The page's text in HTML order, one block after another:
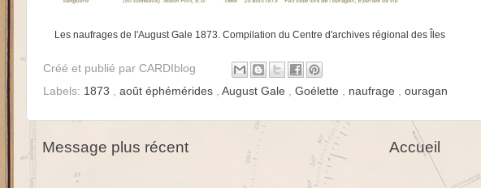
Les naufrages de l'August Gale 1873. Compilation du Centre d'archives régional des Îles
Créé et publié par CARDIblog
Labels: 1873 août éphémérides August Gale Goélette naufrage ouragan
Message plus récent Accueil